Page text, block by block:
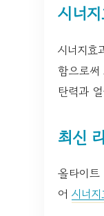
시너
시너지
함으로
탄력과
최신
올타이
어 시너